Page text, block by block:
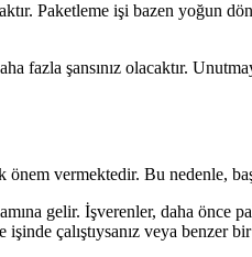
Paketleme işi bazen yoğun
şansınız olacaktır.
vermektedir. Bu nedenle,
gelir. İşverenler, daha
çalıştıysanız veya